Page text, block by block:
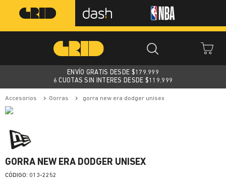
ENVÍO GRATIS DESDE $179.999
6 CUOTAS SIN INTERES DESDE $119.999
accesorios gorras gorra new era dodger unisex
GORRA NEW ERA DODGER UNISEX
: 013-2252